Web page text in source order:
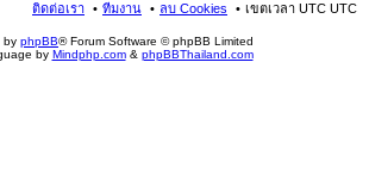
เขตเวลา UTC UTC
ลบ Cookies
ทีมงาน
ติดต่อเรา
by phpBB® Forum Software © phpBB Limited
by Mindphp.com& phpBBThailand.com